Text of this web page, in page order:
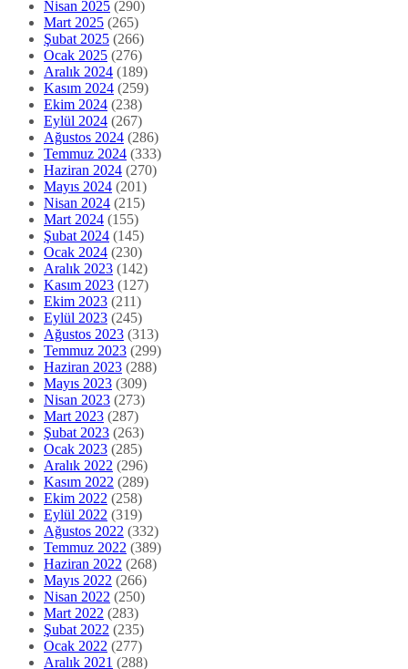
Nisan 2025 (290)
Mart 2025 (265)
Şubat 2025 (266)
Ocak 2025 (276)
Aralık 2024 (189)
Kasım 2024 (259)
Ekim 2024 (238)
Eylül 2024 (267)
Ağustos 2024 (286)
Temmuz 2024 (333)
Haziran 2024 (270)
Mayıs 2024 (201)
Nisan 2024 (215)
Mart 2024 (155)
Şubat 2024 (145)
Ocak 2024 (230)
Aralık 2023 (142)
Kasım 2023 (127)
Ekim 2023 (211)
Eylül 2023 (245)
Ağustos 2023 (313)
Temmuz 2023 (299)
Haziran 2023 (288)
Mayıs 2023 (309)
Nisan 2023 (273)
Mart 2023 (287)
Şubat 2023 (263)
Ocak 2023 (285)
Aralık 2022 (296)
Kasım 2022 (289)
Ekim 2022 (258)
Eylül 2022 (319)
Ağustos 2022 (332)
Temmuz 2022 (389)
Haziran 2022 (268)
Mayıs 2022 (266)
Nisan 2022 (250)
Mart 2022 (283)
Şubat 2022 (235)
Ocak 2022 (277)
Aralık 2021 (288)